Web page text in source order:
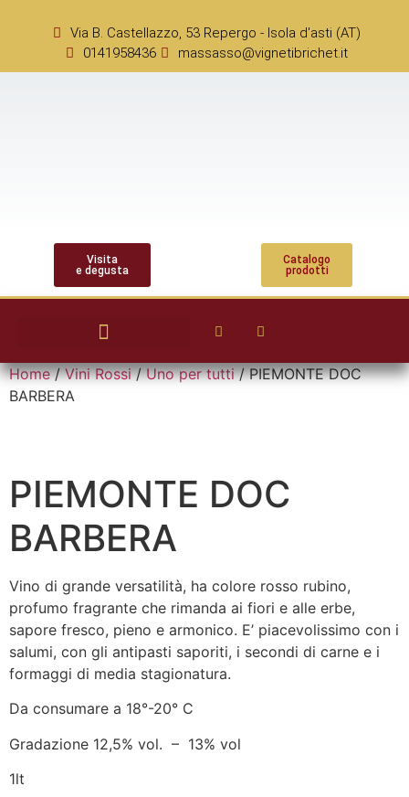
Via B. Castellazzo, 53 Repergo - Isola d'asti (AT)
0141958436
massasso@vignetibrichet.it
Visita
e degusta
Catalogo
prodotti
Home/Vini Rossi/Uno per tutti/ PIEMONTE DOC
BARBERA
PIEMONTE DOC
BARBERA
Vino di grande versatilità, ha colore rosso rubino,
profumo fragrante che rimanda ai fiori e alle erbe,
sapore fresco, pieno e armonico. E’ piacevolissimo con i
salumi, con gli antipasti saporiti, i secondi di carne e i
formaggi di media stagionatura.
Da consumare a 18°-20° C
Gradazione 12,5% vol. – 13% vol
1lt